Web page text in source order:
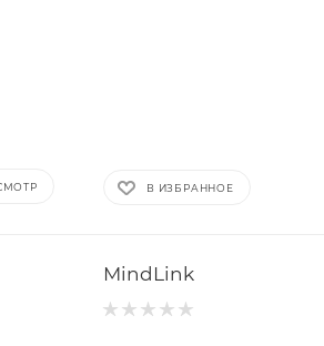
В ИЗБРАННОЕ
MindLink